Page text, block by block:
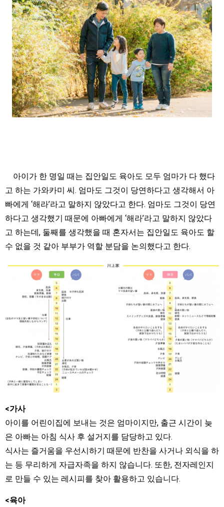
아이가 한 명일 때는 집안일도 육아도 모두 엄마가 다 했다
고 하는 가와카미 씨. 엄마도 그것이 당연하다고 생각해서 아
빠에게 ‘해라’라고 말하지 않았다고 한다. 엄마도 그것이 당연
하다고 생각했기 때문에 아빠에게 ‘해라’라고 말하지 않았다
고 하는데, 둘째를 생각했을 때 혼자서는 집안일도 육아도 할
수 없을 것 같아 부부가 역할 분담을 논의했다고 한다.
<가사
아이를 어린이집에 보내는 것은 엄마이지만, 출근 시간이 늦
은 아빠는 아침 식사 후 설거지를 담당하고 있다.
식사는 즐거움을 우선시하기 때문에 반찬을 사거나 외식을 하
는 등 무리하게 자급자족을 하지 않습니다. 또한, 전자레인지
로 만들 수 있는 레시피를 찾아 활용하고 있습니다.
<육아